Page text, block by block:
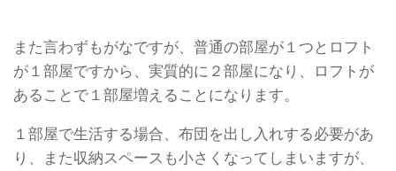
また言わずもがなですが、普通の部屋が１つとロフト
が１部屋ですから、実質的に２部屋になり、ロフトが
あることで１部屋増えることになります。
１部屋で生活する場合、布団を出し入れする必要があ
り、また収納スペースも小さくなってしまいますが、